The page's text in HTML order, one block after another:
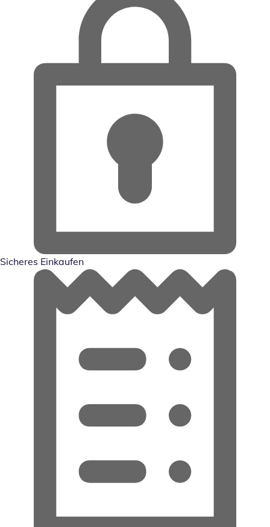
Sicheres Einkaufen